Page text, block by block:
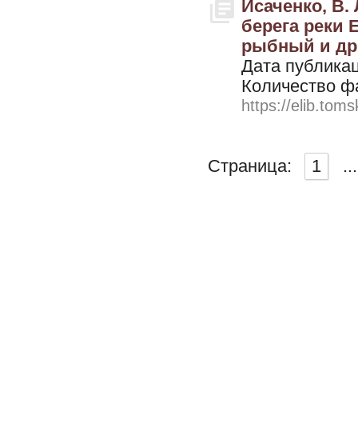
Исаченко, В.
берега реки
рыбный и
Дата
Количество
https://
Страница: 1 ...